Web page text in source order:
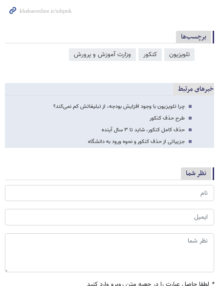
برچسب‌ها
تلویزیون کنکور وزارت آموزش و پرورش
خبرهای مرتبط
چرا تلویزیون با وجود افزایش بودجه، از تبلیغاتش کم نمی‌کند؟
طرح حذف کنکور
حذف کامل کنکور، شاید تا ۳ سال آینده
جزییاتی از حذف کنکور و نحوه ورود به دانشگاه
نظر شما